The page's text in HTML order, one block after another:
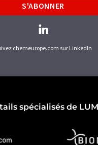
S'ABONNER
chemeurope.com sur LinkedIn
spécialisés de